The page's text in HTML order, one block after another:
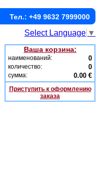
Тел.: +49 9632 7999000
Select Language ▼
Ваша корзина:
наименований: 0
количество: 0
сумма: 0.00 €
Приступить к оформлению
заказа